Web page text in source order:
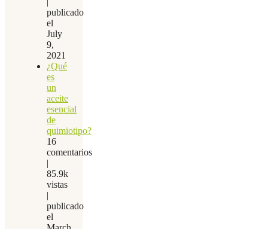
publicado
el
July
9,
2021
¿Qué
es
un
aceite
esencial
de
quimiotipo?
16
comentarios
|
85.9k
vistas
|
publicado
el